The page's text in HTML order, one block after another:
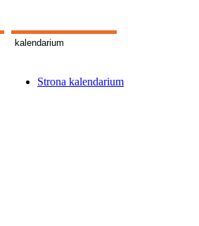
kalendarium
Strona kalendarium